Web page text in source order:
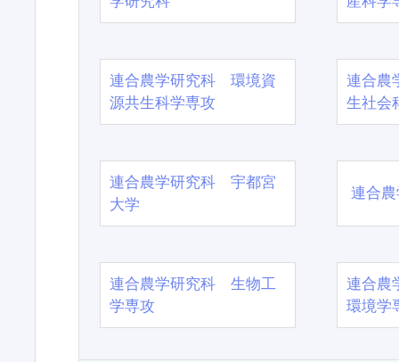
連合農学研究科 環境資
源共生科学専攻
連合農
生社会
連合農学研究科 宇都宮
大学
連合
連合農学研究科 生物工
学専攻
連合農
環境学